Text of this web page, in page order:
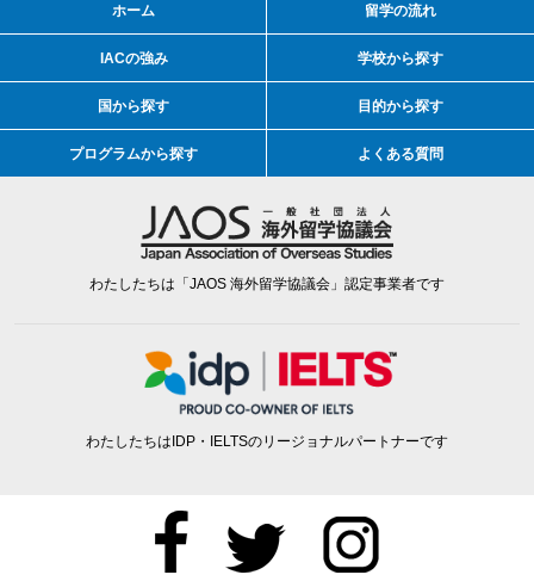
ホーム 留学の流れ
IACの強み 学校から探す
国から探す 目的から探す
プログラムから探す よくある質問
わたしたちは「JAOS 海外留学協議会」認定事業者です
わたしたちはIDP・IELTSのリージョナルパートナーです